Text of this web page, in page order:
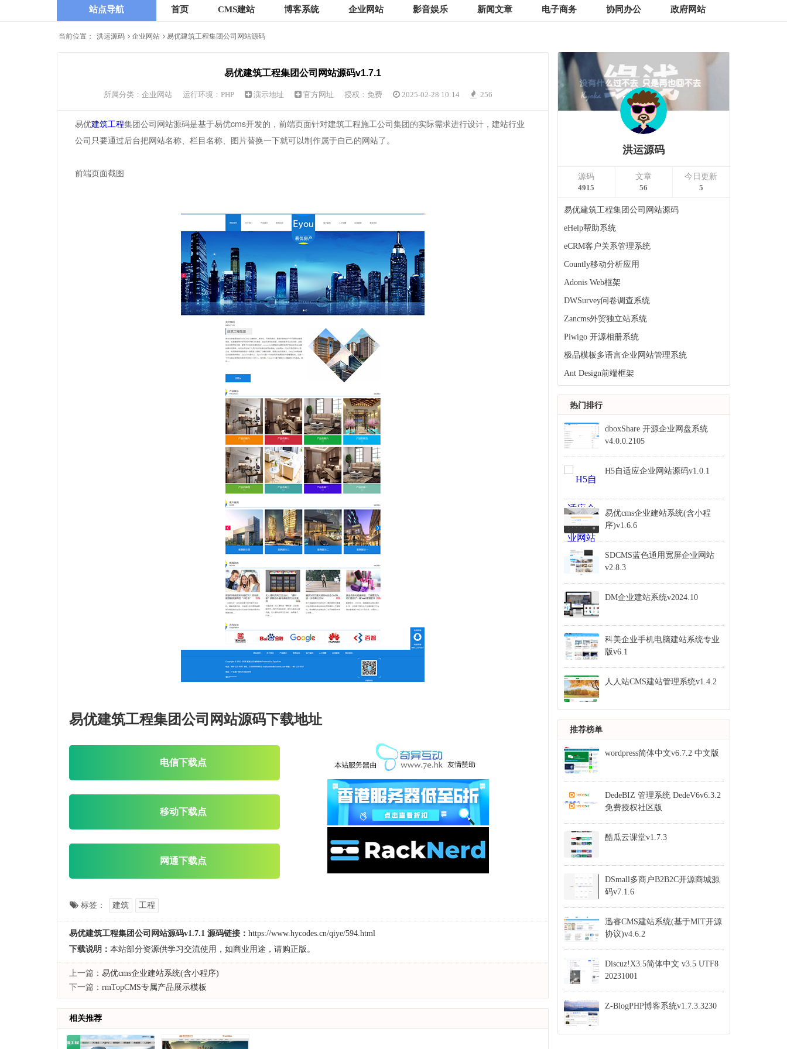
站点导航 首页 CMS建站 博客系统 企业网站 影音娱乐 新闻文章 电子商务 协同办公 政府网站
当前位置： 洪运源码 企业网站 易优建筑工程集团公司网站源码
易优建筑工程集团公司网站源码v1.7.1
所属分类：企业网站 运行环境：PHP 演示地址 官方网址 授权：免费 2025-02-28 10:14 256
易优建筑工程集团公司网站源码是基于易优cms开发的，前端页面针对建筑工程施工公司集团的实际需求进行设计，建站行业
公司只要通过后台把网站名称、栏目名称、图片替换一下就可以制作属于自己的网站了。
前端页面截图
易优建筑工程集团公司网站源码下载地址
电信下载点
移动下载点
网通下载点
标签： 建筑 工程
易优建筑工程集团公司网站源码v1.7.1 源码链接： https://www.hycodes.cn/qiye/594.html
下载说明： 本站部分资源供学习交流使用，如商业用途，请购正版。
上一篇： 易优cms企业建站系统(含小程序)
下一篇： rmTopCMS专属产品展示模板
相关推荐
洪运源码
源码
4915
文章
56
今日更新
5
易优建筑工程集团公司网站源码
eHelp帮助系统
eCRM客户关系管理系统
Countly移动分析应用
Adonis Web框架
DWSurvey问卷调查系统
Zancms外贸独立站系统
Piwigo 开源相册系统
极品模板多语言企业网站管理系统
Ant Design前端框架
热门排行
dboxShare 开源企业网盘系统
v4.0.0.2105
H5自适应企业网站源码v1.0.1
易优cms企业建站系统(含小程
序)v1.6.6
SDCMS蓝色通用宽屏企业网站
v2.8.3
DM企业建站系统v2024.10
科美企业手机电脑建站系统专业
版v6.1
人人站CMS建站管理系统v1.4.2
推荐榜单
wordpress简体中文v6.7.2 中文版
DedeBIZ 管理系统 DedeV6v6.3.2
免费授权社区版
酷瓜云课堂v1.7.3
DSmall多商户B2B2C开源商城源
码v7.1.6
迅睿CMS建站系统(基于MIT开源
协议)v4.6.2
Discuz!X3.5简体中文 v3.5 UTF8
20231001
Z-BlogPHP博客系统v1.7.3.3230